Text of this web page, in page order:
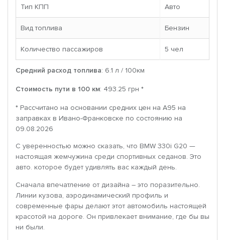
Тип КПП Авто
Вид топлива Бензин
Количество пассажиров 5 чел
Средний расход топлива: 6.1 л / 100км
Стоимость пути в 100 км: 493.25 грн *
* Рассчитано на основании средних цен на A95 на
заправках в Ивано-Франковске по состоянию на
09.08.2026
С уверенностью можно сказать, что BMW 330i G20 —
настоящая жемчужина среди спортивных седанов. Это
авто. которое будет удивлять вас каждый день.
Сначала впечатление от дизайна – это поразительно.
Линии кузова, аэродинамический профиль и
современные фары делают этот автомобиль настоящей
красотой на дороге. Он привлекает внимание, где бы вы
ни были.